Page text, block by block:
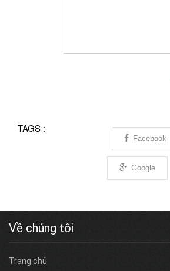
TAGS :
Facebook
Google
Về chúng tôi
Trang chủ